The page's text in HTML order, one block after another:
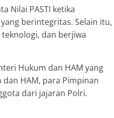
Nilai PASTI ketika
berintegritas. Selain itu,
dan berjiwa
Hukum dan HAM yang
HAM, para Pimpinan
dari jajaran Polri.